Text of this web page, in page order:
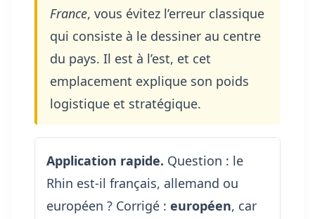
France, vous évitez l’erreur classique
qui consiste à le dessiner au centre
du pays. Il est à l’est, et cet
emplacement explique son poids
logistique et stratégique.
Application rapide. Question : le
Rhin est-il français, allemand ou
européen ? Corrigé : européen, car